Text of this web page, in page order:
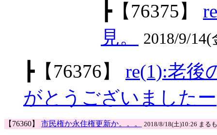
┣【76375】
見。
2018/9/
┣【76376】
re(1):老後
がとうございましたー
【76360】 市民権か永住権更新か。。。 2018/8/18(土)10:26 まる